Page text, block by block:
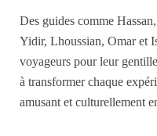
Des guides comme
Yidir, Lhoussian, Omar et
voyageurs pour leur
à transformer chaque
amusant et culturellement